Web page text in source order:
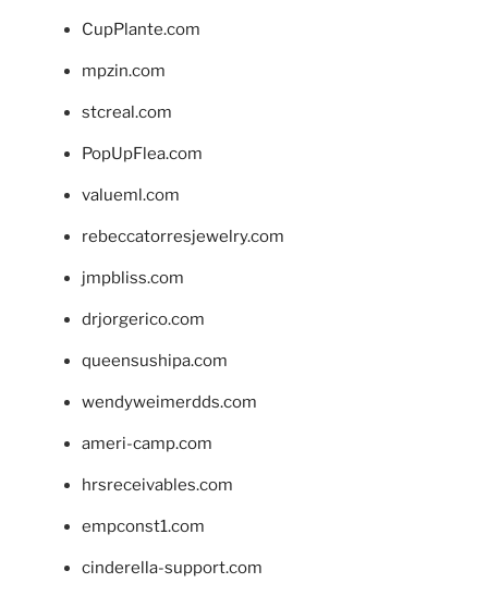
CupPlante.com
mpzin.com
stcreal.com
PopUpFlea.com
valueml.com
rebeccatorresjewelry.com
jmpbliss.com
drjorgerico.com
queensushipa.com
wendyweimerdds.com
ameri-camp.com
hrsreceivables.com
empconst1.com
cinderella-support.com